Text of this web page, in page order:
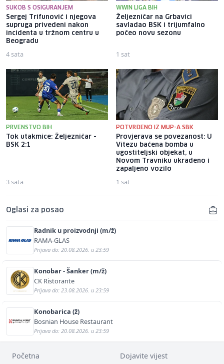
SUKOB S OSIGURANJEM
Sergej Trifunović i njegova
supruga privedeni nakon
incidenta u tržnom centru u
Beogradu
4 sata
WWIN LIGA BIH
Željezničar na Grbavici
savladao BSK i trijumfalno
počeo novu sezonu
1 sat
PRVENSTVO BIH
Tok utakmice: Željezničar -
BSK 2:1
3 sata
POTVRĐENO IZ MUP-A SBK
Provjerava se povezanost: U
Vitezu bačena bomba u
ugostiteljski objekat, u
Novom Travniku ukradeno i
zapaljeno vozilo
1 sat
Oglasi za posao
Radnik u proizvodnji (m/ž)
RAMA-GLAS
Prijava do: 20.08.2026. u 23:59
Konobar - Šanker (m/ž)
CK Ristorante
Prijava do: 23.08.2026. u 23:59
Konobarica (ž)
Bosnian House Restaurant
Prijava do: 20.08.2026. u 23:59
Početna Dojavite vijest